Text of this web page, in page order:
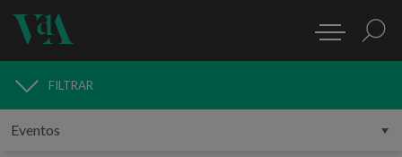
MEDIA
FILTRAR